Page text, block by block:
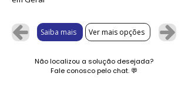
Saiba mais Ver mais opções
Não localizou a solução desejada?
Fale conosco pelo chat.💬